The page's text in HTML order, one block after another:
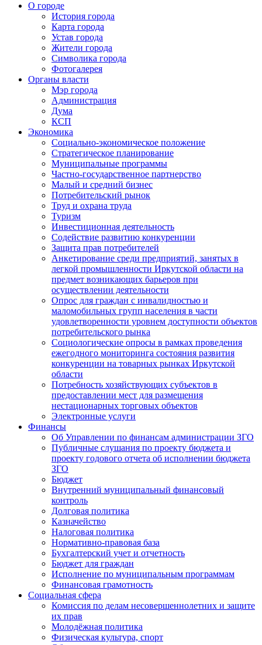
О городе
История города
Карта города
Устав города
Жители города
Символика города
Фотогалерея
Органы власти
Мэр города
Администрация
Дума
КСП
Экономика
Социально-экономическое положение
Стратегическое планирование
Муниципальные программы
Частно-государственное партнерство
Малый и средний бизнес
Потребительский рынок
Труд и охрана труда
Туризм
Инвестиционная деятельность
Содействие развитию конкуренции
Защита прав потребителей
Анкетирование среди предприятий, занятых в
легкой промышленности Иркутской области на
предмет возникающих барьеров при
осуществлении деятельности
Опрос для граждан с инвалидностью и
маломобильных групп населения в части
удовлетворенности уровнем доступности объектов
потребительского рынка
Социологические опросы в рамках проведения
ежегодного мониторинга состояния развития
конкуренции на товарных рынках Иркутской
области
Потребность хозяйствующих субъектов в
предоставлении мест для размещения
нестационарных торговых объектов
Электронные услуги
Финансы
Об Управлении по финансам администрации ЗГО
Публичные слушания по проекту бюджета и
проекту годового отчета об исполнении бюджета
ЗГО
Бюджет
Внутренний муниципальный финансовый
контроль
Долговая политика
Казначейство
Налоговая политика
Нормативно-правовая база
Бухгалтерский учет и отчетность
Бюджет для граждан
Исполнение по муниципальным программам
Финансовая грамотность
Социальная сфера
Комиссия по делам несовершеннолетних и защите
их прав
Молодёжная политика
Физическая культура, спорт